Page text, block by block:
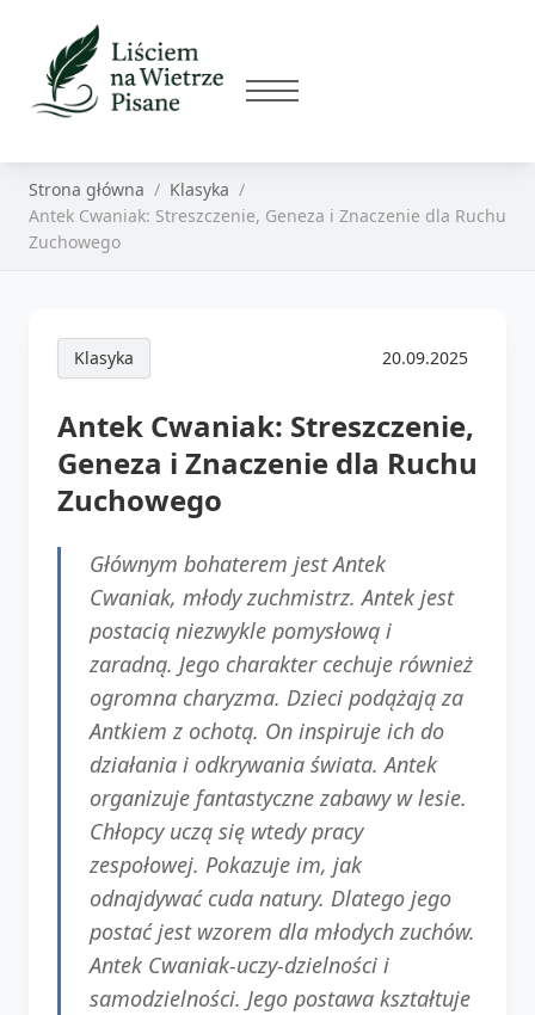
Strona główna
Klasyka
Antek Cwaniak: Streszczenie, Geneza i Znaczenie dla Ruchu
Zuchowego
Klasyka 20.09.2025
Antek Cwaniak: Streszczenie,
Geneza i Znaczenie dla Ruchu
Zuchowego
Głównym bohaterem jest Antek
Cwaniak, młody zuchmistrz. Antek jest
postacią niezwykle pomysłową i
zaradną. Jego charakter cechuje również
ogromna charyzma. Dzieci podążają za
Antkiem z ochotą. On inspiruje ich do
działania i odkrywania świata. Antek
organizuje fantastyczne zabawy w lesie.
Chłopcy uczą się wtedy pracy
zespołowej. Pokazuje im, jak
odnajdywać cuda natury. Dlatego jego
postać jest wzorem dla młodych zuchów.
Antek Cwaniak-uczy-dzielności i
samodzielności. Jego postawa kształtuje